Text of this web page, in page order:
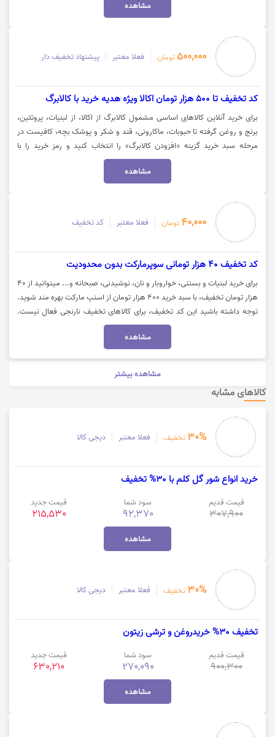
استفاده از کد تخفیف اسنپ مارکت، روی گزینه "خرید کنید" کلیک نمایید.
مشاهده
500,000 تومان فعلا معتبر پیشنهاد تخفیف دار
کد تخفیف تا 500 هزار تومان اکالا ویژه هدیه خرید با کالابرگ
برای خرید آنلاین کالاهای اساسی مشمول کالابرگ از اکالا، از لبنیات، پروتئین،
برنج و روغن گرفته تا حبوبات، ماکارونی، قند و شکر و پوشک بچه، کافیست در
مرحله سبد خرید گزینه «افزودن کالابرگ» را انتخاب کنید و رمز خرید را با
روز بعد یک کد تخفیف (تا 500 هزار تومان) برای شما پیامک می‌شود که
با کالابرگ و دریافت کد تخفیف از اکالا، روی گزینه «خرید کنید» کلیک نمایید.
مشاهده
40,000 تومان فعلا معتبر کد تخفیف
کد تخفیف 40 هزار تومانی سوپرمارکت بدون محدودیت
برای خرید لبنیات و بستنی، خواروبار و نان، نوشیدنی، صبحانه و... میتوانید از 40
هزار تومان تخفیف، با سبد خرید 400 هزار تومان از اسنپ مارکت بهره مند شوید.
توجه داشته باشید این کد تخفیف، برای کالاهای تخفیف نارنجی فعال نیست.
جهت استفاده از کد تخفیف اسنپ مارکت، روی گزینه "خرید کنید" کلیک نمایید.
مشاهده
مشاهده بیشتر
کالاهای مشابه
30% تخفیف فعلا معتبر دیجی کالا
خرید انواع شور گل کلم با 30% تخفیف
قیمت قدیم
307,900
سود شما
92,370
قیمت جدید
215,530
مشاهده
30% تخفیف فعلا معتبر دیجی کالا
تخفیف 30% خریدروغن و ترشی زیتون
قیمت قدیم
900,300
سود شما
270,090
قیمت جدید
630,210
مشاهده